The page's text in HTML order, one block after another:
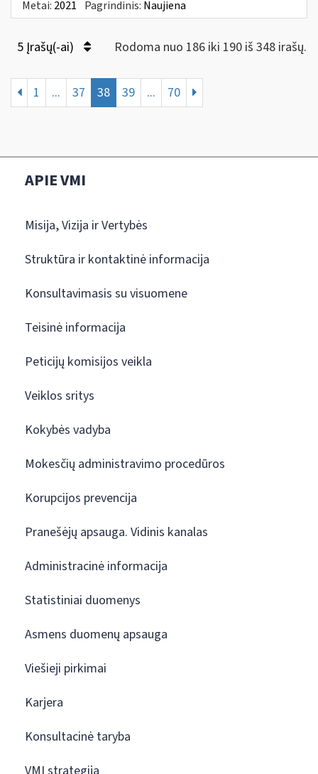
Metai: 2021 Pagrindinis: Naujiena
5 Įrašų(-ai) Rodoma nuo 186 iki 190 iš 348 irašų.
1 ... 37 38 39 ... 70
APIE VMI
Misija, Vizija ir Vertybės
Struktūra ir kontaktinė informacija
Konsultavimasis su visuomene
Teisinė informacija
Peticijų komisijos veikla
Veiklos sritys
Kokybės vadyba
Mokesčių administravimo procedūros
Korupcijos prevencija
Pranešėjų apsauga. Vidinis kanalas
Administracinė informacija
Statistiniai duomenys
Asmens duomenų apsauga
Viešieji pirkimai
Karjera
Konsultacinė taryba
VMI strategija